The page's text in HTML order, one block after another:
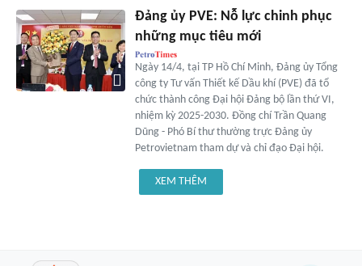
Đảng ủy PVE: Nỗ lực chinh phục
những mục tiêu mới
Ngày 14/4, tại TP Hồ Chí Minh, Đảng ủy Tổng
công ty Tư vấn Thiết kế Dầu khí (PVE) đã tổ
chức thành công Đại hội Đảng bộ lần thứ VI,
nhiệm kỳ 2025-2030. Đồng chí Trần Quang
Dũng - Phó Bí thư thường trực Đảng ủy
Petrovietnam tham dự và chỉ đạo Đại hội.
XEM THÊM